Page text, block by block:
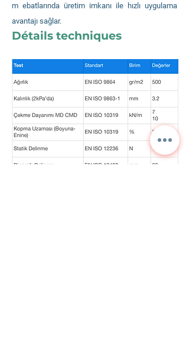
m ebatlarında üretim imkanı ile hızlı uygulama
avantajı sağlar.
Détails techniques